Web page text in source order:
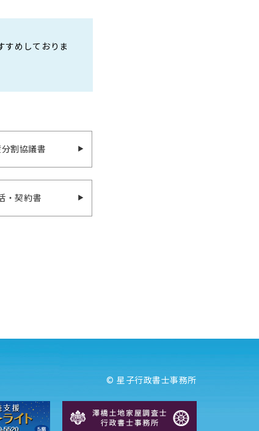
すめしておりま
割協議書
・契約書
© 星子行政書士事務所